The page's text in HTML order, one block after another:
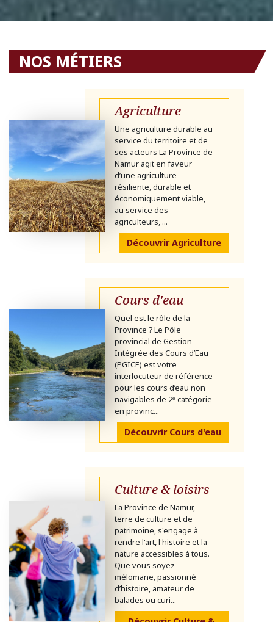
NOS MÉTIERS
Agriculture
Une agriculture durable au
service du territoire et de
ses acteurs La Province de
Namur agit en faveur
d’une agriculture
résiliente, durable et
économiquement viable,
au service des
agriculteurs, ...
Découvrir Agriculture
Cours d'eau
Quel est le rôle de la
Province ? Le Pôle
provincial de Gestion
Intégrée des Cours d’Eau
(PGICE) est votre
interlocuteur de référence
pour les cours d’eau non
navigables de 2ᵉ catégorie
en provinc...
Découvrir Cours d'eau
Culture & loisirs
La Province de Namur,
terre de culture et de
patrimoine, s'engage à
rendre l'art, l'histoire et la
nature accessibles à tous.
Que vous soyez
mélomane, passionné
d’histoire, amateur de
balades ou curi...